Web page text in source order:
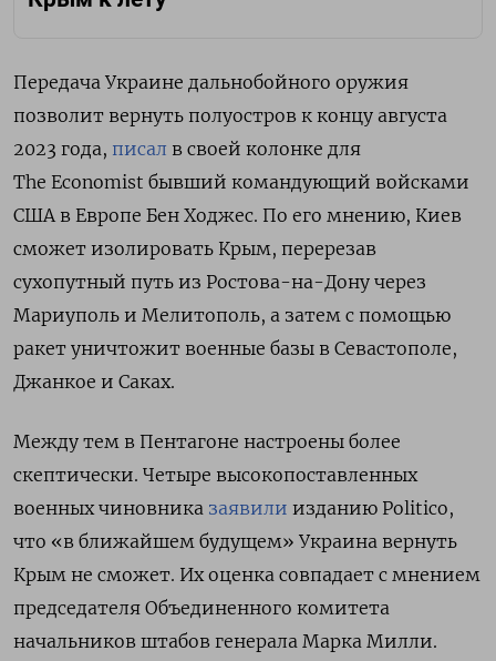
Передача Украине дальнобойного оружия
позволит вернуть полуостров к концу августа
2023 года, писал в своей колонке для
The Economist бывший командующий войсками
США в Европе Бен Ходжес. По его мнению, Киев
сможет изолировать Крым, перерезав
сухопутный путь из Ростова-на-Дону через
Мариуполь и Мелитополь, а затем с помощью
ракет уничтожит военные базы в Севастополе,
Джанкое и Саках.
Между тем в Пентагоне настроены более
скептически. Четыре высокопоставленных
военных чиновника заявили изданию Politico,
что «в ближайшем будущем» Украина вернуть
Крым не сможет. Их оценка совпадает с мнением
председателя Объединенного комитета
начальников штабов генерала Марка Милли.